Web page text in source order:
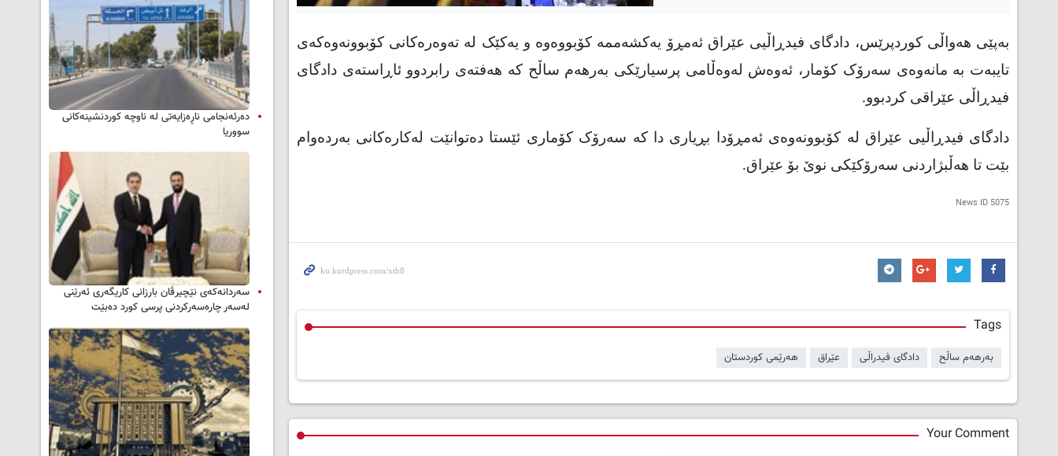
بەپێی هەواڵی کوردپرێس، دادگای فیدڕاڵیی عێراق ئه‌مڕۆ یه‌کشه‌ممه‌ کۆبووه‌وه‌ و یه‌کێک له‌ ته‌وه‌ره‌کانی کۆبوونه‌وه‌که‌ی
تایبه‌ت به‌ مانه‌وه‌ی سه‌رۆک کۆمار، ئه‌وه‌ش له‌وه‌ڵامی پرسیارێکی به‌رهه‌م ساڵح که‌ هه‌فته‌ی رابردوو ئاڕاسته‌ی دادگای
فیدڕاڵی عێراقی کردبوو.
دادگای فیدڕاڵیی عێراق له‌ کۆبوونه‌وه‌ی ئه‌مڕۆدا بڕیاری دا که‌ سەرۆک کۆماری ئێستا دەتوانێت له‌کاره‌کانی به‌رده‌وام
بێت تا هه‌ڵبژاردنی سه‌رۆکێکی نوێ بۆ عێراق.
News ID 5075
Tags
بەرهەم ساڵح دادگای فیدراڵی عێراق هەرێمی کوردستان
Your Comment
دەرئەنجامی ناڕەزایەتی لە ناوچە کوردنشینەکانی
سووریا
سه‌ردانه‌کەی نێچیرڤان بارزانی كاریگه‌ری ئه‌رێنی
له‌سه‌ر چاره‌سه‌ركردنی پرسی كورد ده‌بێت